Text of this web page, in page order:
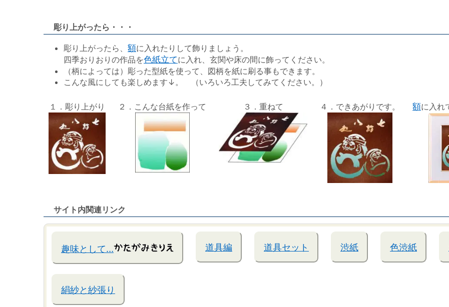
彫り上がったら・・・
彫り上がったら、 額に入れたりして飾りましょう。
四季おりおりの作品を色紙立てに入れ、玄関や床の間に飾ってください。
（柄によっては）彫った型紙を使って、図柄を紙に刷る事もできます。
こんな風にしても楽しめます↓。 （いろいろ工夫してみてください。）
１．彫り上がり ２．こんな台紙を作って ３．重ねて ４．できあがりです。 額に入れ
サイト内関連リンク
趣味として… 道具編 道具セット 渋紙 色渋紙
絹紗と紗張り